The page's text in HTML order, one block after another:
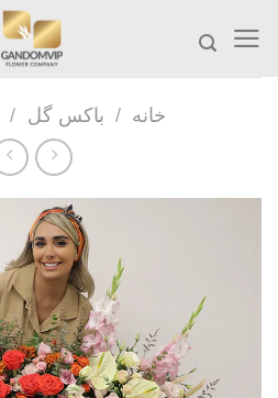
content
خانه / باکس گل /